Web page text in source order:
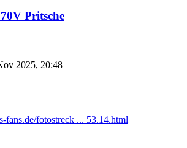
Pritsche
2025, 20:48
fans.de/fotostreck ... 53.14.html